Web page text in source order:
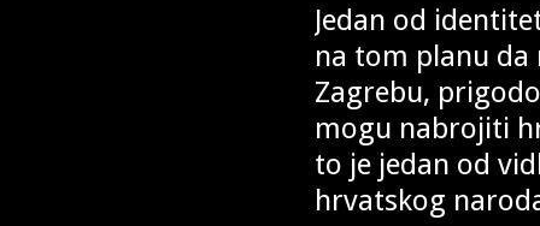
Jedan od
na tom planu da
Zagrebu,
mogu nabrojiti
to je jedan od
hrvatskog